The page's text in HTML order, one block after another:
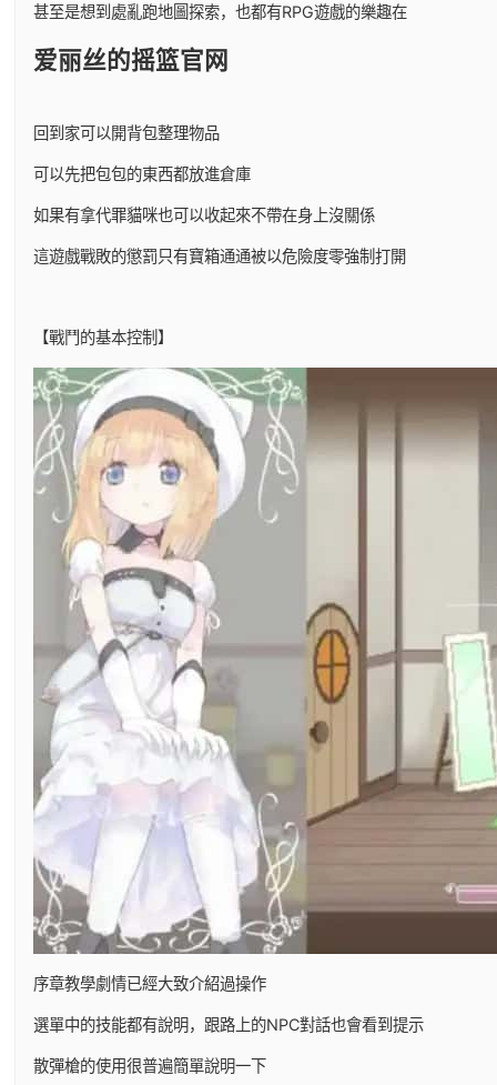
甚至是想到處亂跑地圖探索，也都有RPG遊戲的樂趣在
爱丽丝的摇篮官网
回到家可以開背包整理物品
可以先把包包的東西都放進倉庫
如果有拿代罪貓咪也可以收起來不帶在身上沒關係
這遊戲戰敗的懲罰只有寶箱通通被以危險度零強制打開
【戰鬥的基本控制】
序章教學劇情已經大致介紹過操作
選單中的技能都有說明，跟路上的NPC對話也會看到提示
散彈槍的使用很普遍簡單說明一下